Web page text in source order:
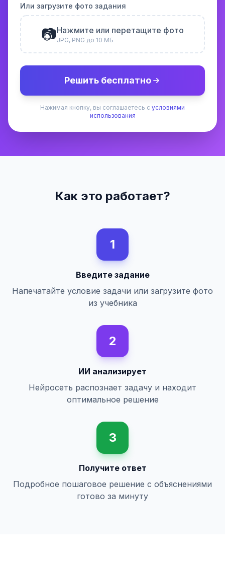
Или загрузите фото задания
📷Нажмите или перетащите фото
JPG, PNG до 10 МБ
Решить бесплатно
Нажимая кнопку, вы соглашаетесь с условиями
использования
Как это работает?
1
Введите задание
Напечатайте условие задачи или загрузите фото
из учебника
2
ИИ анализирует
Нейросеть распознает задачу и находит
оптимальное решение
3
Получите ответ
Подробное пошаговое решение с объяснениями
готово за минуту